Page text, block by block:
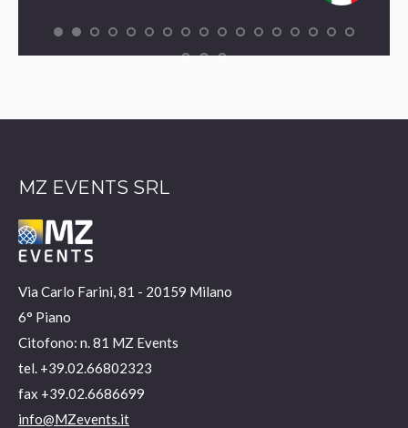
MZ EVENTS SRL
Via Carlo Farini, 81 - 20159 Milano
6° Piano
Citofono: n. 81 MZ Events
tel. +39.02.66802323
fax +39.02.6686699
info@MZevents.it